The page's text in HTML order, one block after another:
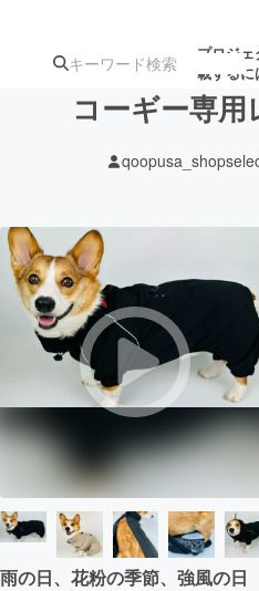
プロジ
載するに
アート・写真
テクノロジー・ガジ
映像・映画
ビジネス・起業
まちづくり・地域活
コーギー専用
雨の日、花粉の季節、強風の日